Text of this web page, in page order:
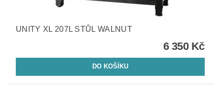
UNITY XL 207L STŮL WALNUT
6 350 Kč